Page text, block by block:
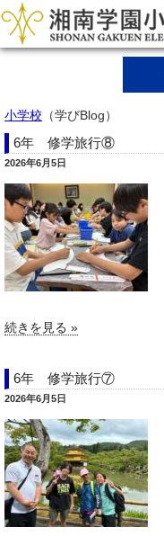
小学校 （学びBlog）
6年 修学旅行⑧
2026年6月5日
続きを見る »
6年 修学旅行⑦
2026年6月5日